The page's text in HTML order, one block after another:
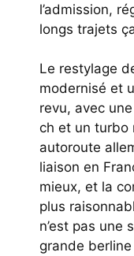
l’admission,
longs trajets
Le restylage
modernisé et
revu, avec
ch et un turbo
autoroute
liaison en
mieux, et la
plus
n’est pas une
grande